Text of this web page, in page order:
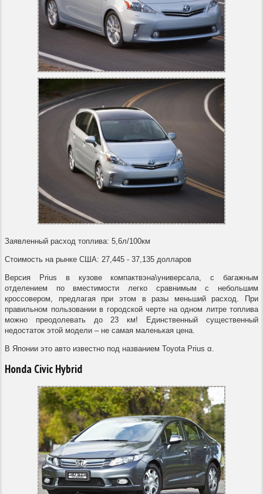
Заявленный расход топлива: 5,6л/100км
Стоимость на рынке США: 27,445 - 37,135 долларов
Версия Prius в кузове компактвэна\универсала, с багажным
отделением по вместимости легко сравнимым с небольшим
кроссовером, предлагая при этом в разы меньший расход. При
правильном пользовании в городской черте на одном литре топлива
можно преодолевать до 23 км! Единственный существенный
недостаток этой модели – не самая маленькая цена.
В Японии это авто известно под названием Toyota Prius α.
Honda Civic Hybrid